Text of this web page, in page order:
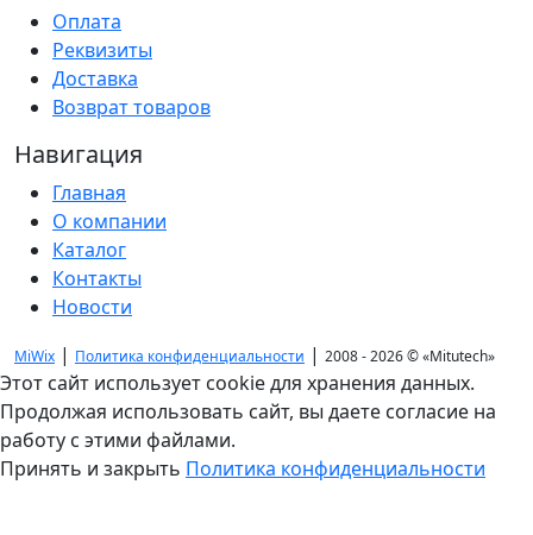
Оплата
Реквизиты
Доставка
Возврат товаров
Навигация
Главная
О компании
Каталог
Контакты
Новости
MiWix | Политика конфиденциальности | 2008 - 2026 ©«Mitutech»
Этот сайт использует cookie для хранения данных.
Продолжая использовать сайт, вы даете согласие на
работу с этими файлами.
Принять и закрыть Политика конфиденциальности